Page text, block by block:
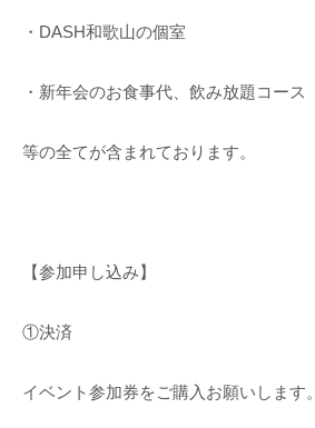
・DASH和歌山の個室
・新年会のお食事代、飲み放題コース
等の全てが含まれております。
【参加申し込み】
①決済
イベント参加券をご購入お願いします。